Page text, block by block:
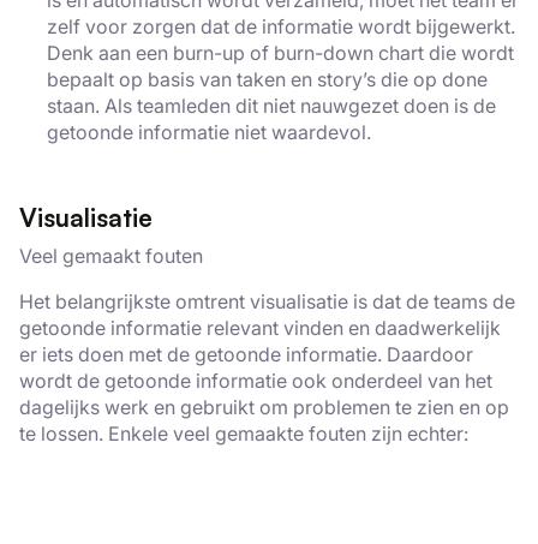
zelf voor zorgen dat de informatie wordt bijgewerkt.
Denk aan een burn-up of burn-down chart die wordt
bepaalt op basis van taken en story’s die op done
staan. Als teamleden dit niet nauwgezet doen is de
getoonde informatie niet waardevol.
Visualisatie
Veel gemaakt fouten
Het belangrijkste omtrent visualisatie is dat de teams de
getoonde informatie relevant vinden en daadwerkelijk
er iets doen met de getoonde informatie. Daardoor
wordt de getoonde informatie ook onderdeel van het
dagelijks werk en gebruikt om problemen te zien en op
te lossen. Enkele veel gemaakte fouten zijn echter: